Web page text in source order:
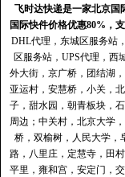
飞时达快递是一家北京国
国际快件价格优惠80%，
DHL代理 ， 东城区服务站 ，
区服务站， UPS代理 ， 西
外大街，京广桥，团结湖
亚运村，安慧桥，小关，
子，甜水园，朝青板块，
周边；中关村，北京大学
桥，双榆树，人民大学，
路，八里庄，定慧寺，田
平里，雍和宫，安定门，